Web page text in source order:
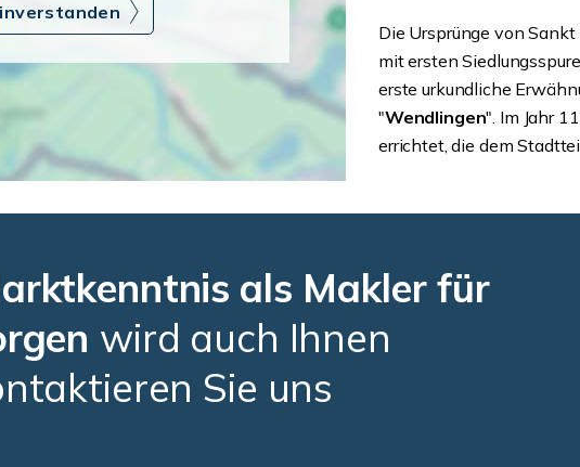
Die Ursprünge von Sankt
mit ersten
erste urkundliche
"Wendlingen". Im Jahr
errichtet, die dem
als Makler für
wird auch Ihnen
Sie uns